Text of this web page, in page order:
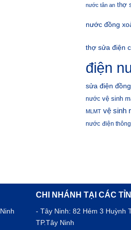
nước tân an thợ
nước đồng
thợ sửa điện
điện
sửa điện
nước vệ sinh
MLMT vệ sinh
nước điện
CHI NHÁNH TẠI CÁC
- Tây Ninh: 82 Hẻm 3 Huỳnh
TP.Tây Ninh